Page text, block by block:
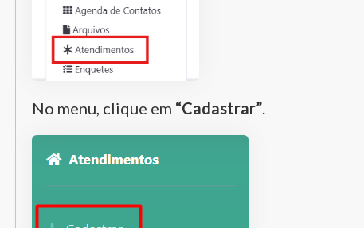
No menu, clique em “Cadastrar”.